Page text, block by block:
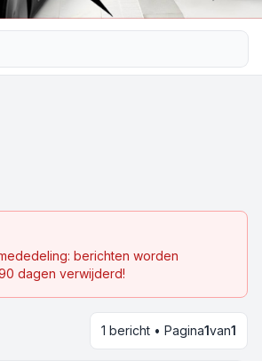
berichten worden
dagen verwijderd!
1 bericht • Pagina1van1